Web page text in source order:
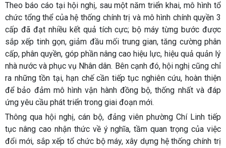
Theo báo cáo tại hội nghị, sau một năm triển khai, mô hình tổ
chức tổng thể của hệ thống chính trị và mô hình chính quyền 3
cấp đã đạt nhiều kết quả tích cực; bộ máy từng bước được
sắp xếp tinh gọn, giảm đầu mối trung gian, tăng cường phân
cấp, phân quyền, góp phần nâng cao hiệu lực, hiệu quả quản lý
nhà nước và phục vụ Nhân dân. Bên cạnh đó, hội nghị cũng chỉ
ra những tồn tại, hạn chế cần tiếp tục nghiên cứu, hoàn thiện
để bảo đảm mô hình vận hành đồng bộ, thống nhất và đáp
ứng yêu cầu phát triển trong giai đoạn mới.
Thông qua hội nghị, cán bộ, đảng viên phường Chí Linh tiếp
tục nâng cao nhận thức về ý nghĩa, tầm quan trọng của việc
đổi mới, sắp xếp tổ chức bộ máy, xây dựng hệ thống chính trị